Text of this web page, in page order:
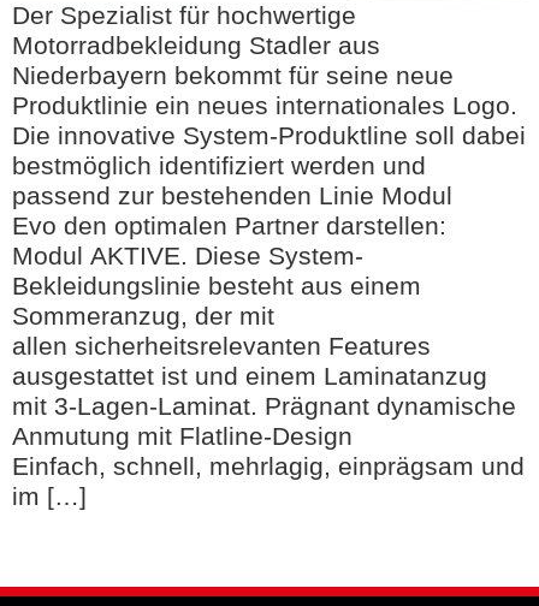
Der Spezialist für hochwertige
Motorradbekleidung Stadler aus
Niederbayern bekommt für seine neue
Produktlinie ein neues internationales Logo.
Die innovative System-Produktline soll dabei
bestmöglich identifiziert werden und
passend zur bestehenden Linie Modul
Evo den optimalen Partner darstellen:
Modul AKTIVE. Diese System-
Bekleidungslinie besteht aus einem
Sommeranzug, der mit
allen sicherheitsrelevanten Features
ausgestattet ist und einem Laminatanzug
mit 3-Lagen-Laminat. Prägnant dynamische
Anmutung mit Flatline-Design
Einfach, schnell, mehrlagig, einprägsam und
im […]